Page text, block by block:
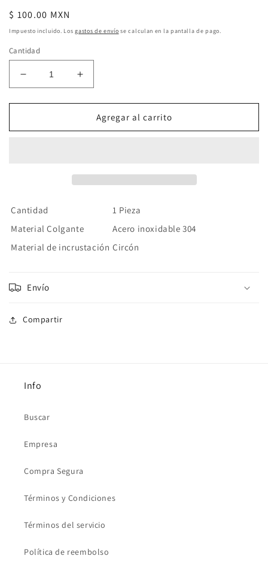
Precio
habitual
$ 100.00 MXN
Impuesto incluido. Losgastos de envío se calculan en la pantalla de pago.
Cantidad
Reducir
cantidad
para
Circón
Aumentar
cantidad
para
Collar
Circón
Agregar al carrito
Cantidad
1 Pieza
Material Colgante
Acero inoxidable 304
Material de incrustación Circón
Envío
Compartir
Info
Buscar
Empresa
Compra Segura
Términos y Condiciones
Términos del servicio
Política de reembolso